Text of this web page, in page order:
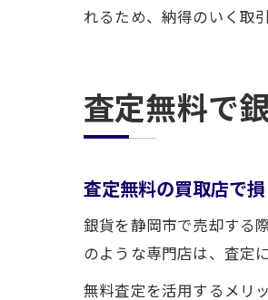
れるため、納得のいく取
査定無料で
査定無料の買取店で
銀貨を静岡市で売却する
のような専門店は、査定
無料査定を活用するメリ